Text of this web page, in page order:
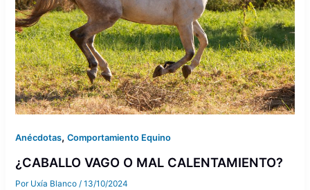
Anécdotas,Comportamiento Equino
¿CABALLO VAGO O MAL CALENTAMIENTO?
Por Uxía Blanco/13/10/2024